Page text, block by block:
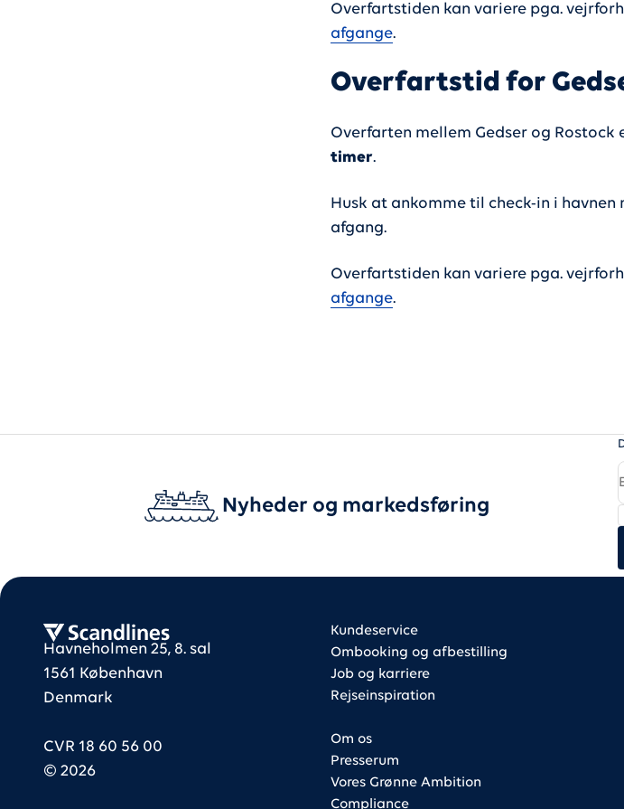
Overfartstiden kan variere pga.
afgange.
Overfartstid for
Overfarten mellem Gedser og
timer.
Husk at ankomme til check-in i
afgang.
Overfartstiden kan variere pga.
afgange.
Nyheder og markedsføring
Scandlines
Havneholmen 25, 8. sal
1561 København
Denmark
CVR 18 60 56 00
© 2026
Footer column 1
Kundeservice
Ombooking og afbestilling
Job og karriere
Rejseinspiration
Footer column 2
Om os
Presserum
Vores Grønne Ambition
Compliance